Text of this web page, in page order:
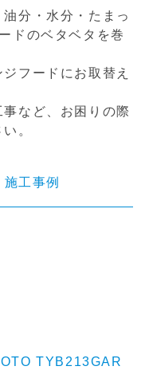
分・水分・たまっ
ドのベタベタを巻
フードにお取替え
など、お困りの際
。
施工事例
TYB213GAR